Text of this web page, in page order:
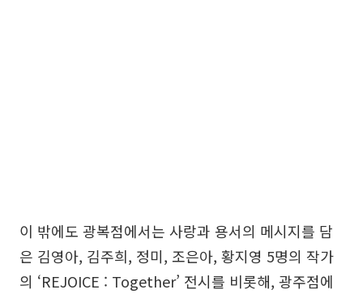
이 밖에도 광복점에서는 사랑과 용서의 메시지를 담
은 김영아, 김주희, 정미, 조은아, 황지영 5명의 작가
의 ‘REJOICE : Together’ 전시를 비롯해, 광주점에